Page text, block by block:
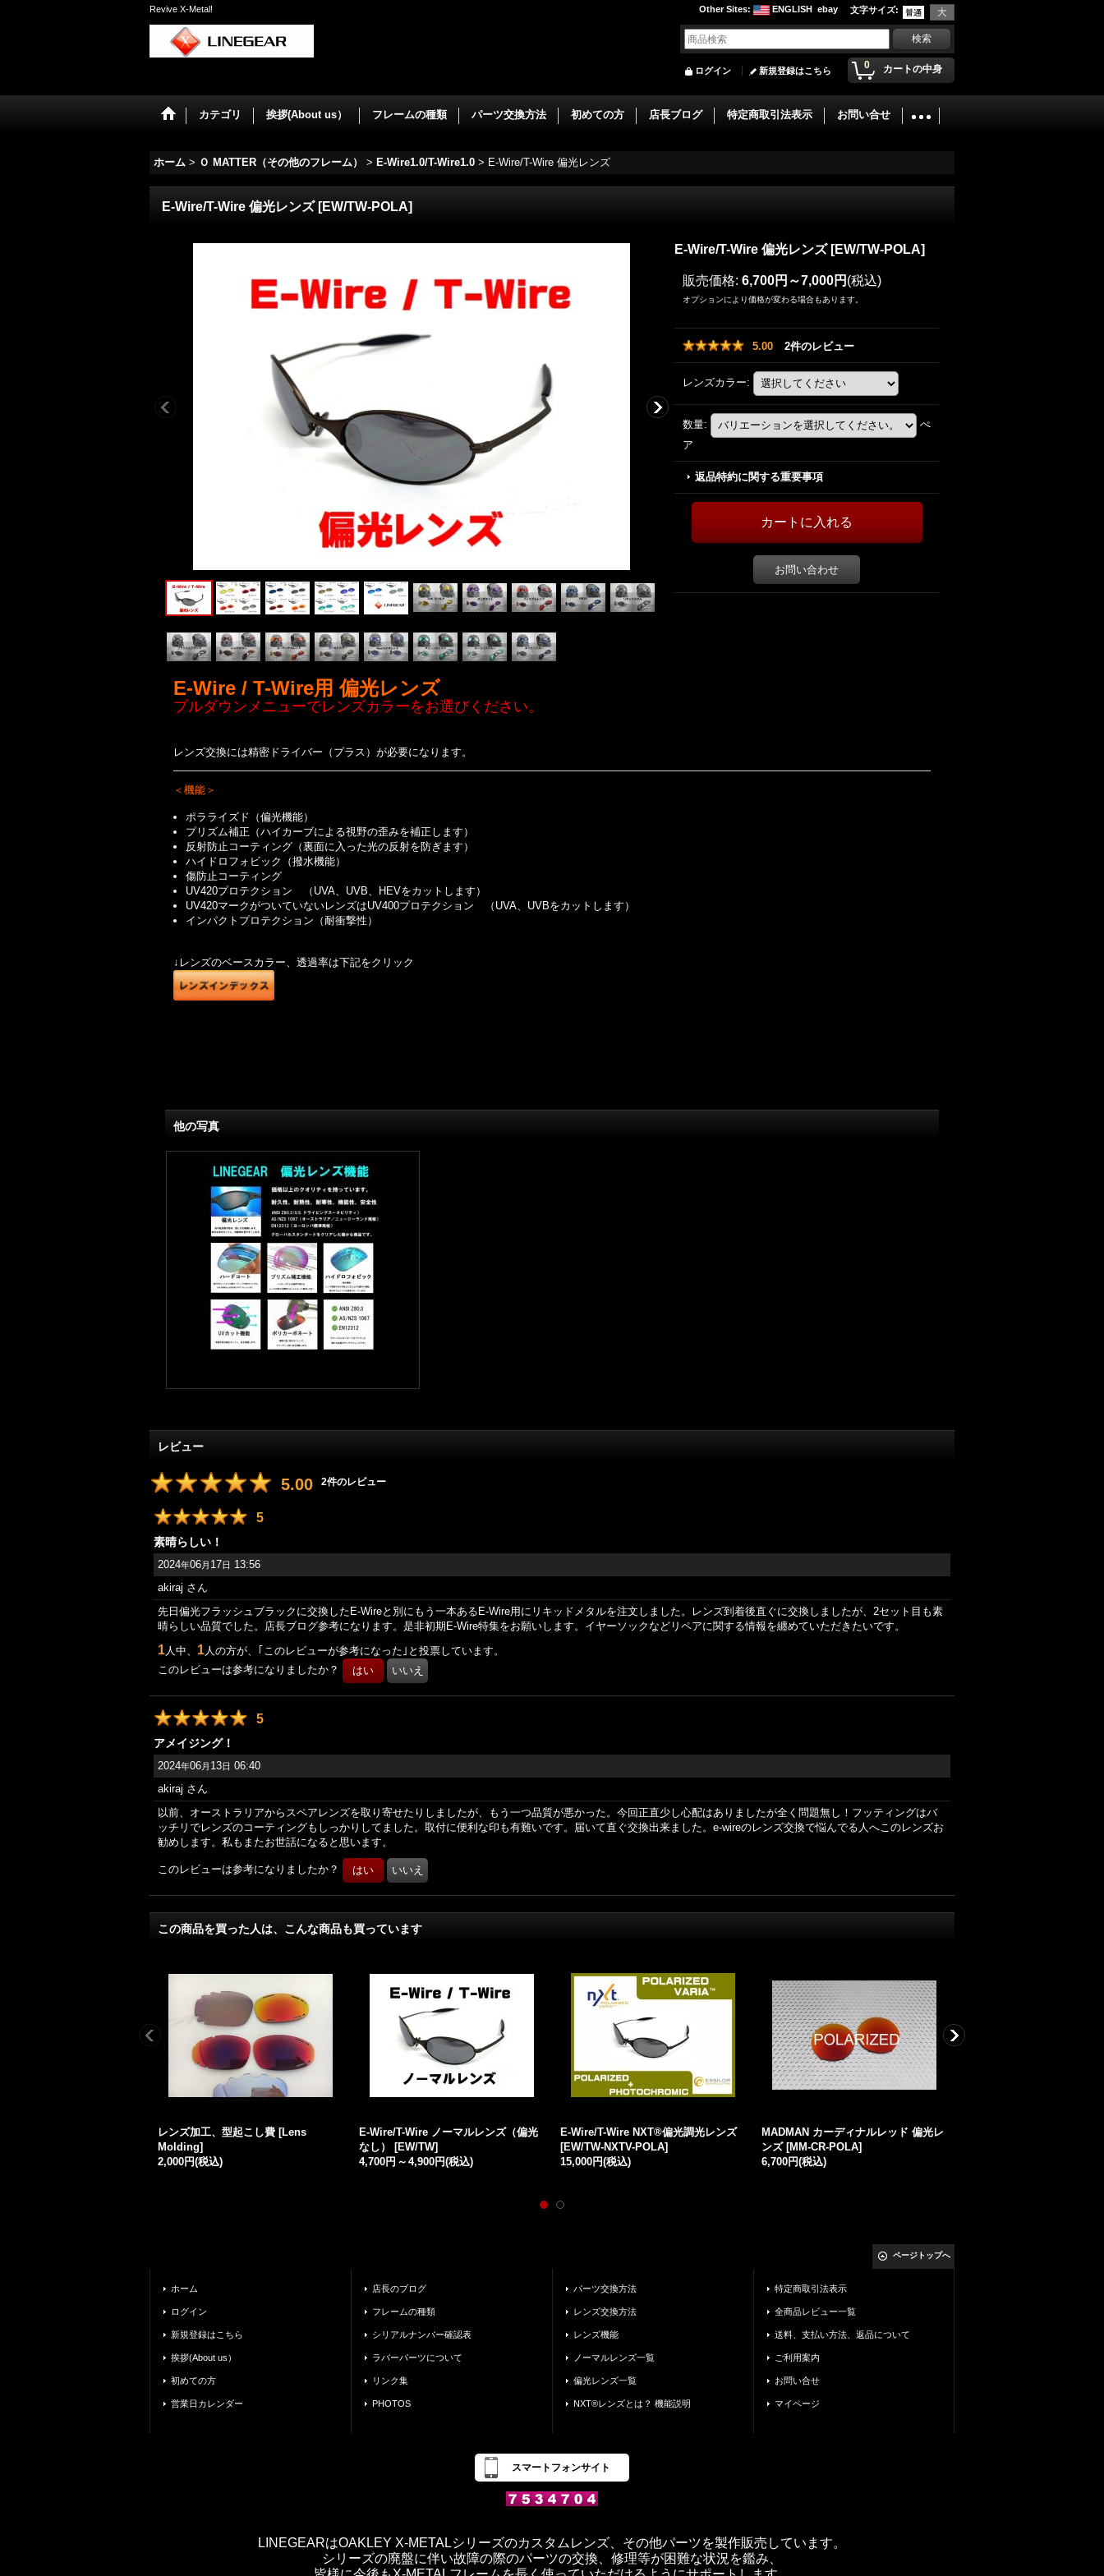
Revive X-Metal! 文字サイズ:
Other Sites: ENGLISH ebay
0 カートの中身
ログイン 新規登録はこちら
カテゴリ 挨拶(About us） フレームの種類 パーツ交換方法 初めての方 店長ブログ 特定商取引法表示 お問い合せ
ホーム > Ｏ MATTER（その他のフレーム） > E-Wire1.0/T-Wire1.0 > E-Wire/T-Wire 偏光レンズ
E-Wire/T-Wire 偏光レンズ [EW/TW-POLA]
E-Wire/T-Wire 偏光レンズ [EW/TW-POLA]
販売価格: 6,700円～7,000円 (税込)
オプションにより価格が変わる場合もあります。
5.00 2件のレビュー
レンズカラー:
数量:
ぺ
ア
返品特約に関する重要事項
お問い合わせ
E-Wire / T-Wire用 偏光レンズ
プルダウンメニューでレンズカラーをお選びください。
レンズ交換には精密ドライバー（プラス） が必要になります。
＜機能＞
ポラライズド（偏光機能）
プリズム補正（ハイカーブによる視野の歪みを補正します）
反射防止コーティング（裏面に入った光の反射を防ぎます）
ハイドロフォビック（撥水機能）
傷防止コーティング
UV420プロテクション （UVA、UVB、HEVをカットします）
UV420マークがついていないレンズはUV400プロテクション （UVA、UVBをカットします）
インパクトプロテクション（耐衝撃性）
↓レンズのベースカラー、透過率は下記をクリック
他の写真
レビュー
5.00 2件のレビュー
5
素晴らしい！
2024年06月 17日 13:56
akiraj さん
先日偏光フラッシュブラックに交換したE-Wireと別にもう一本あるE-Wire用にリキッドメタルを注文しました。レンズ到着後直ぐに交換しましたが、2セット目も素
晴らしい品質でした。店長ブログ参考になります。是非初期E-Wire特集をお願いします。イヤーソックなどリペアに関する情報を纏めていただきたいです。
1人中、 1人の方が、｢このレビューが参考になった｣と投票しています。
このレビューは参考になりましたか？
5
アメイジング！
2024年06月 13日 06:40
akiraj さん
以前、オーストラリアからスペアレンズを取り寄せたりしましたが、もう一つ品質が悪かった。今回正直少し心配はありましたが全く問題無し！フッティングはバ
ッチリでレンズのコーティングもしっかりしてました。取付に便利な印も有難いです。届いて直ぐ交換出来ました。e-wireのレンズ交換で悩んでる人へこのレンズお
勧めします。私もまたお世話になると思います。
このレビューは参考になりましたか？
この商品を買った人は、こんな商品も買っています
レンズ加工、型起こし費 [Lens
Molding]
2,000円(税込)
E-Wire/T-Wire ノーマルレンズ（偏光
なし）
[EW/TW]
4,700円 ～ 4,900円(税込)
E-Wire/T-Wire NXT®偏光調光レンズ
[EW/TW-NXTV-POLA]
15,000円(税込)
MADMAN カーディナルレッド 偏光レ
ンズ [MM-CR-POLA]
6,700円(税込)
ページトップへ
ホーム
ログイン
新規登録はこちら
挨拶(About us）
初めての方
営業日カレンダー
店長のブログ
フレームの種類
シリアルナンバー確認表
ラバーパーツについて
リンク集
PHOTOS
パーツ交換方法
レンズ交換方法
レンズ機能
ノーマルレンズ一覧
偏光レンズ一覧
NXT®レンズとは？ 機能説明
特定商取引法表示
全商品レビュー一覧
送料、支払い方法、返品について
ご利用案内
お問い合せ
マイページ
スマートフォンサイト
LINEGEARはOAKLEY X-METALシリーズのカスタムレンズ、その他パーツを製作販売しています。
シリーズの廃盤に伴い故障の際のパーツの交換、修理等が困難な状況を鑑み、